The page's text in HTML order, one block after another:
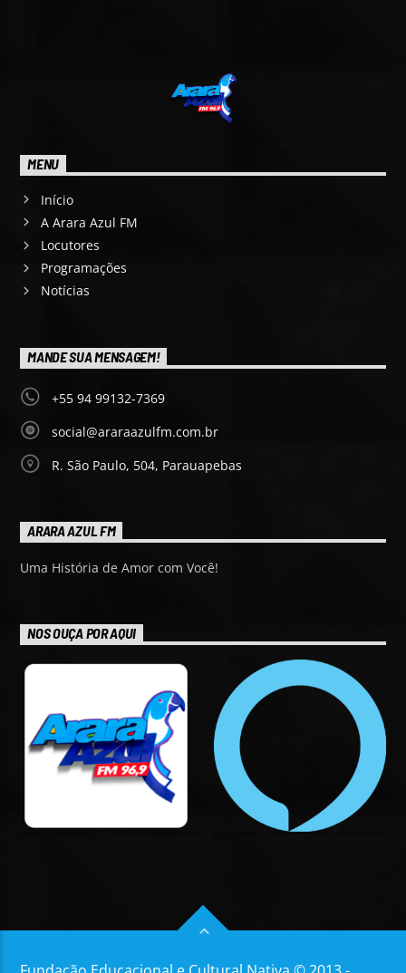
MENU
Início
A Arara Azul FM
Locutores
Programações
Notícias
MANDE SUA MENSAGEM!
+55 94 99132-7369
social@araraazulfm.com.br
R. São Paulo, 504, Parauapebas
ARARA AZUL FM
Uma História de Amor com Você!
NOS OUÇA POR AQUI